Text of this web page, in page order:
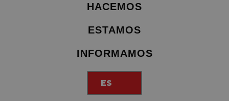
HACEMOS
ESTAMOS
INFORMAMOS
ES